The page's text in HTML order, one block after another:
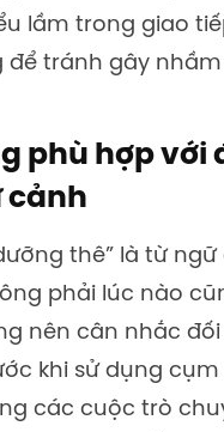
lầm trong giao
để tránh gây nhầm
phù hợp với
cảnh
thê” là từ
phải lúc nào
nên cân nhắc
khi sử dụng
các cuộc trò